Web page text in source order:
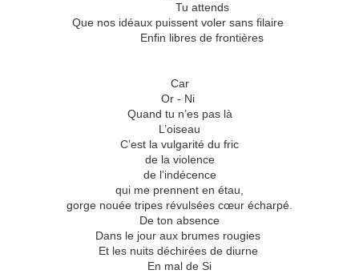
Tu attends
Que nos idéaux puissent voler sans filaire
Enfin libres de frontières
Car
Or - Ni
Quand tu n’es pas là
L’oiseau
C’est la vulgarité du fric
de la violence
de l’indécence
qui me prennent en étau,
gorge nouée tripes révulsées cœur écharpé.
De ton absence
Dans le jour aux brumes rougies
Et les nuits déchirées de diurne
En mal de Si